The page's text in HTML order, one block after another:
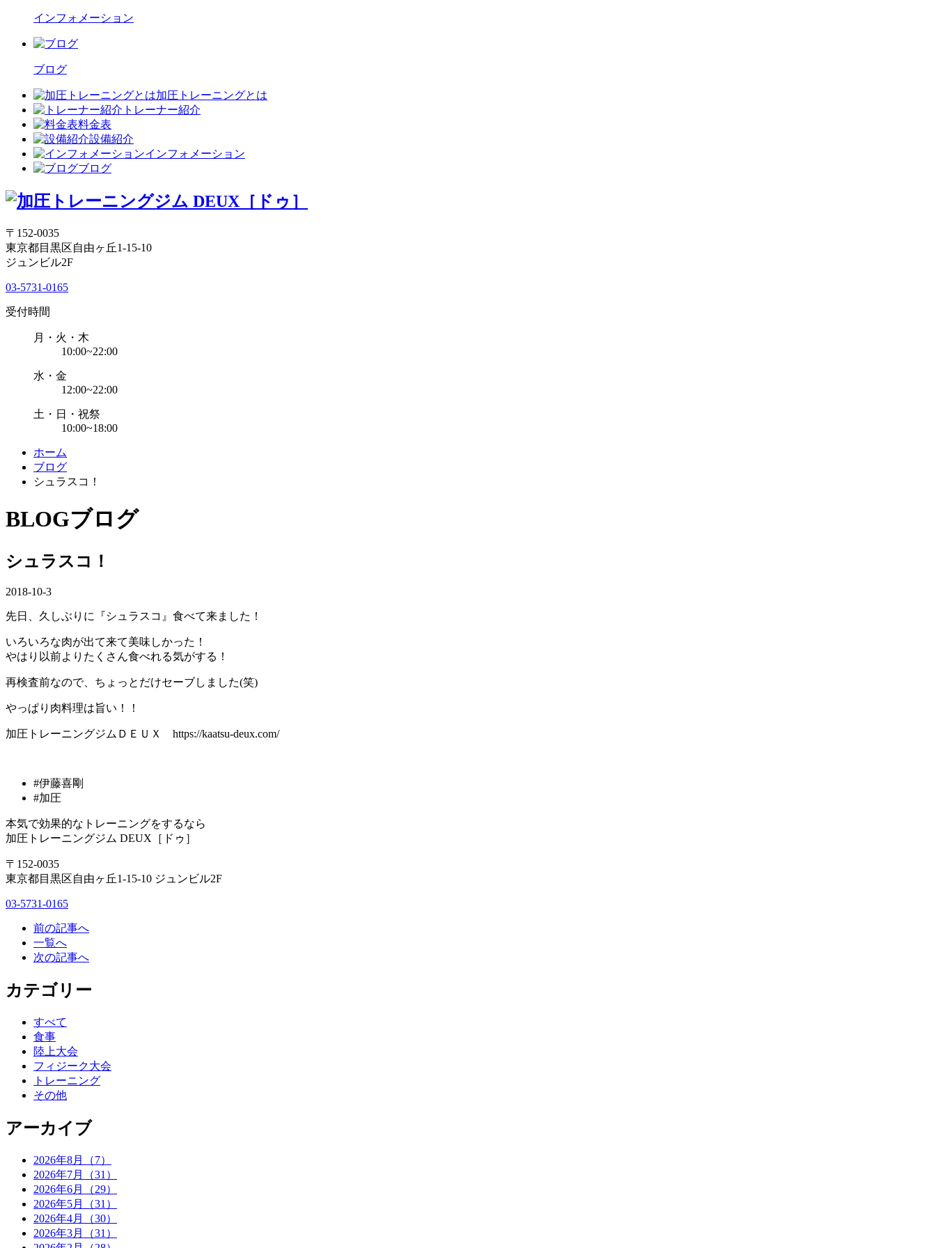
インフォメーション
ブログ
加圧トレーニングとは
トレーナー紹介
料金表
設備紹介
インフォメーション
ブログ
〒152-0035
東京都目黒区自由ヶ丘1-15-10
ジュンビル2F
03-5731-0165
受付時間
月・火・木
10:00~22:00
水・金
12:00~22:00
土・日・祝祭
10:00~18:00
ホーム
ブログ
シュラスコ！
BLOGブログ
シュラスコ！
2018-10-3
先日、久しぶりに『シュラスコ』食べて来ました！
いろいろな肉が出て来て美味しかった！
やはり以前よりたくさん食べれる気がする！
再検査前なので、ちょっとだけセーブしました(笑)
やっぱり肉料理は旨い！！
加圧トレーニングジムＤＥＵＸ https://kaatsu-deux.com/
#伊藤喜剛
#加圧
本気で効果的なトレーニングをするなら
加圧トレーニングジム DEUX［ドゥ］
〒152-0035
東京都目黒区自由ヶ丘1-15-10 ジュンビル2F
03-5731-0165
前の記事へ
一覧へ
次の記事へ
カテゴリー
すべて
食事
陸上大会
フィジーク大会
トレーニング
その他
アーカイブ
2026年8月（7）
2026年7月（31）
2026年6月（29）
2026年5月（31）
2026年4月（30）
2026年3月（31）